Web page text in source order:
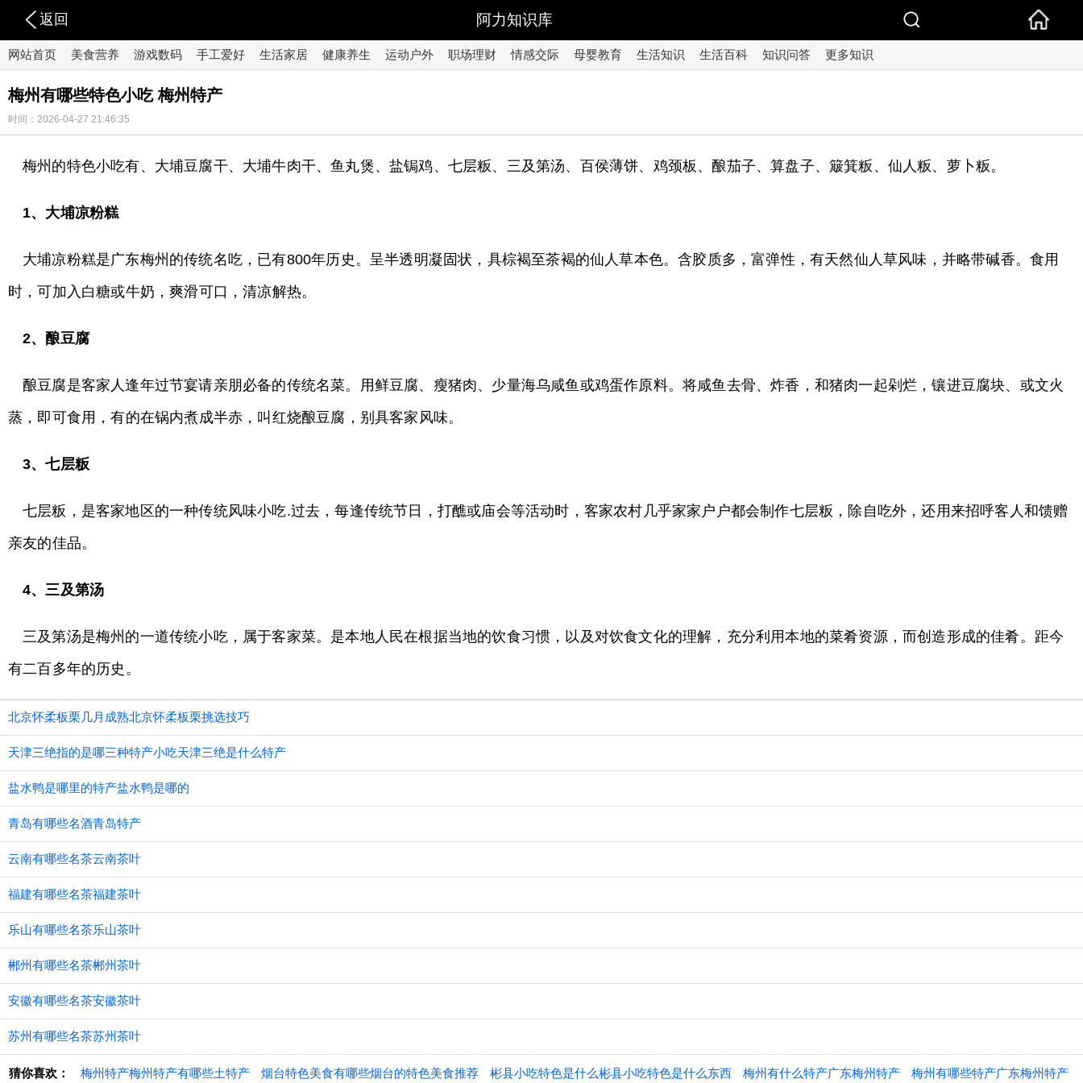
返回 阿力知识库
网站首页 美食营养 游戏数码 手工爱好 生活家居 健康养生 运动户外 职场理财 情感交际 母婴教育 生活知识 生活百科 知识问答 更多知识
梅州有哪些特色小吃 梅州特产
时间：2026-04-27 21:46:35
梅州的特色小吃有、大埔豆腐干、大埔牛肉干、鱼丸煲、盐锔鸡、七层粄、三及第汤、百侯薄饼、鸡颈板、酿茄子、算盘子、簸箕粄、仙人粄、萝卜粄。
1、大埔凉粉糕
大埔凉粉糕是广东梅州的传统名吃，已有800年历史。呈半透明凝固状，具棕褐至茶褐的仙人草本色。含胶质多，富弹性，有天然仙人草风味，并略带碱香。食用
时，可加入白糖或牛奶，爽滑可口，清凉解热。
2、酿豆腐
酿豆腐是客家人逢年过节宴请亲朋必备的传统名菜。用鲜豆腐、瘦猪肉、少量海乌咸鱼或鸡蛋作原料。将咸鱼去骨、炸香，和猪肉一起剁烂，镶进豆腐块、或文火
蒸，即可食用，有的在锅内煮成半赤，叫红烧酿豆腐，别具客家风味。
3、七层粄
七层粄，是客家地区的一种传统风味小吃.过去，每逢传统节日，打醮或庙会等活动时，客家农村几乎家家户户都会制作七层粄，除自吃外，还用来招呼客人和馈赠
亲友的佳品。
4、三及第汤
三及第汤是梅州的一道传统小吃，属于客家菜。是本地人民在根据当地的饮食习惯，以及对饮食文化的理解，充分利用本地的菜肴资源，而创造形成的佳肴。距今
有二百多年的历史。
北京怀柔板栗几月成熟北京怀柔板栗挑选技巧
天津三绝指的是哪三种特产小吃天津三绝是什么特产
盐水鸭是哪里的特产盐水鸭是哪的
青岛有哪些名酒青岛特产
云南有哪些名茶云南茶叶
福建有哪些名茶福建茶叶
乐山有哪些名茶乐山茶叶
郴州有哪些名茶郴州茶叶
安徽有哪些名茶安徽茶叶
苏州有哪些名茶苏州茶叶
猜你喜欢： 梅州特产梅州特产有哪些土特产 烟台特色美食有哪些烟台的特色美食推荐 彬县小吃特色是什么彬县小吃特色是什么东西 梅州有什么特产广东梅州特产 梅州有哪些特产广东梅州特产